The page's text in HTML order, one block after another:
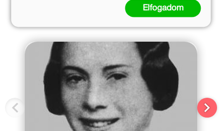
Kapcsolódó cikkek
Elfogadom